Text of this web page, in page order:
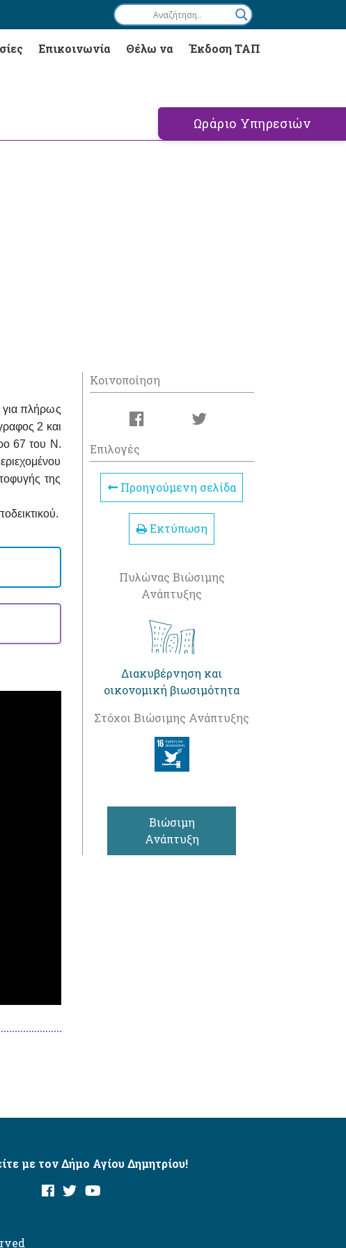
Επικοινωνία Θέλω να Έκδοση ΤΑΠ
Ωράριο Υπηρεσιών
για πλήρως
2 και
67 του Ν.
της
Κοινοποίηση
Επιλογές
Προηγούμενη σελίδα
Εκτύπωση
Πυλώνας Βιώσιμης
Ανάπτυξης
Διακυβέρνηση και
οικονομική βιωσιμότητα
Στόχοι Βιώσιμης Ανάπτυξης
Βιώσιμη
Ανάπτυξη
με τον Δήμο Αγίου Δημητρίου!